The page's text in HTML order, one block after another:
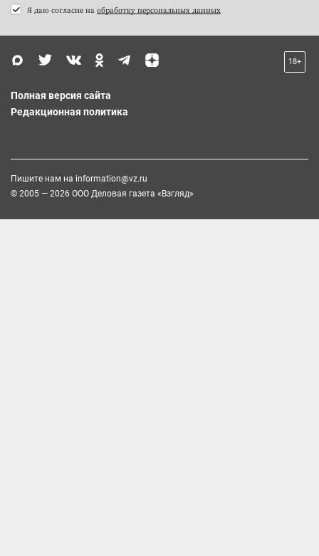
Я даю согласие на обработку персональных данных
18+
Полная версия сайта
Редакционная политика
Пишите нам на information@vz.ru
© 2005 — 2026 ООО Деловая газета «Взгляд»